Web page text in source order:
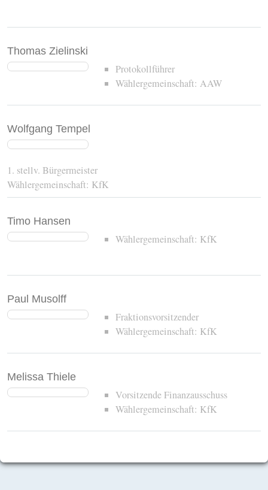
Thomas Zielinski
Protokollführer
Wählergemeinschaft: AAW
Wolfgang Tempel
1. stellv. Bürgermeister
Wählergemeinschaft: KfK
Timo Hansen
Wählergemeinschaft: KfK
Paul Musolff
Fraktionsvorsitzender
Wählergemeinschaft: KfK
Melissa Thiele
Vorsitzende Finanzausschuss
Wählergemeinschaft: KfK